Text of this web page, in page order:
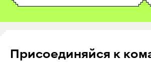
Присоединяйся к